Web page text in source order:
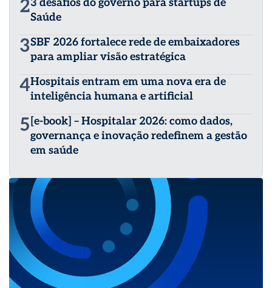
23 desafios do governo para startups de
Saúde
3SBF 2026 fortalece rede de embaixadores
para ampliar visão estratégica
4Hospitais entram em uma nova era de
inteligência humana e artificial
5 [e-book] – Hospitalar 2026: como dados,
governança e inovação redefinem a gestão
em saúde